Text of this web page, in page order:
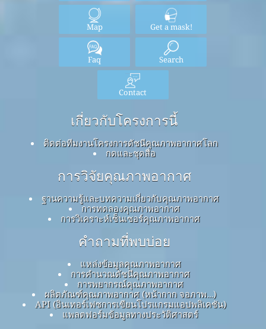
Map Get a mask!
Faq Search
Contact
เกี่ยวกับโครงการนี้
ติดต่อทีมงานโครงการดัชนีคุณภาพอากาศโลก
กดและชุดสื่อ
การวิจัยคุณภาพอากาศ
ฐานความรู้และบทความเกี่ยวกับคุณภาพอากาศ
การทดลองคุณภาพอากาศ
การวิเคราะห์เซ็นเซอร์คุณภาพอากาศ
คำถามที่พบบ่อย
แหล่งข้อมูลคุณภาพอากาศ
การคำนวณดัชนีคุณภาพอากาศ
การพยากรณ์คุณภาพอากาศ
ผลิตภัณฑ์คุณภาพอากาศ (หน้ากาก จอภาพ…)
API (อินเทอร์เฟซการเขียนโปรแกรมแอปพลิเคชัน)
แพลตฟอร์มข้อมูลทางประวัติศาสตร์